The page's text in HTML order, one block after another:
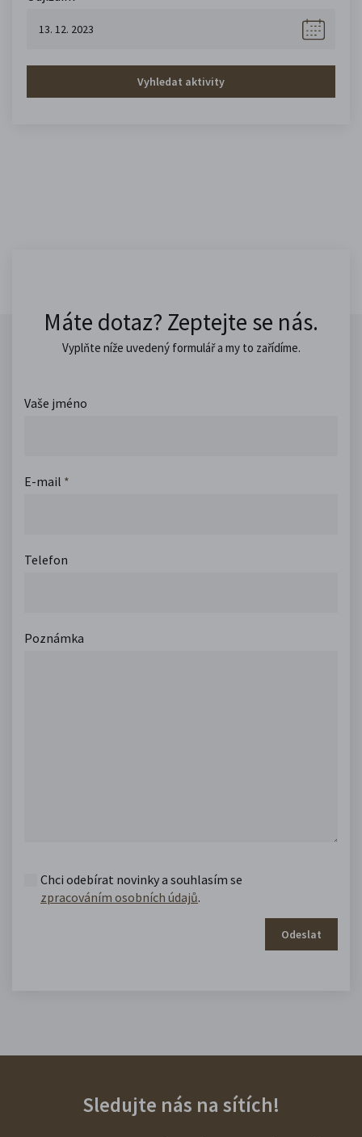
Vyhledat aktivity
Máte dotaz? Zeptejte se nás.
Vyplňte níže uvedený formulář a my to zařídíme.
Vaše jméno
E-mail *
Telefon
Poznámka
Chci odebírat novinky a souhlasím se
zpracováním osobních údajů.
Odeslat
Sledujte nás na sítích!